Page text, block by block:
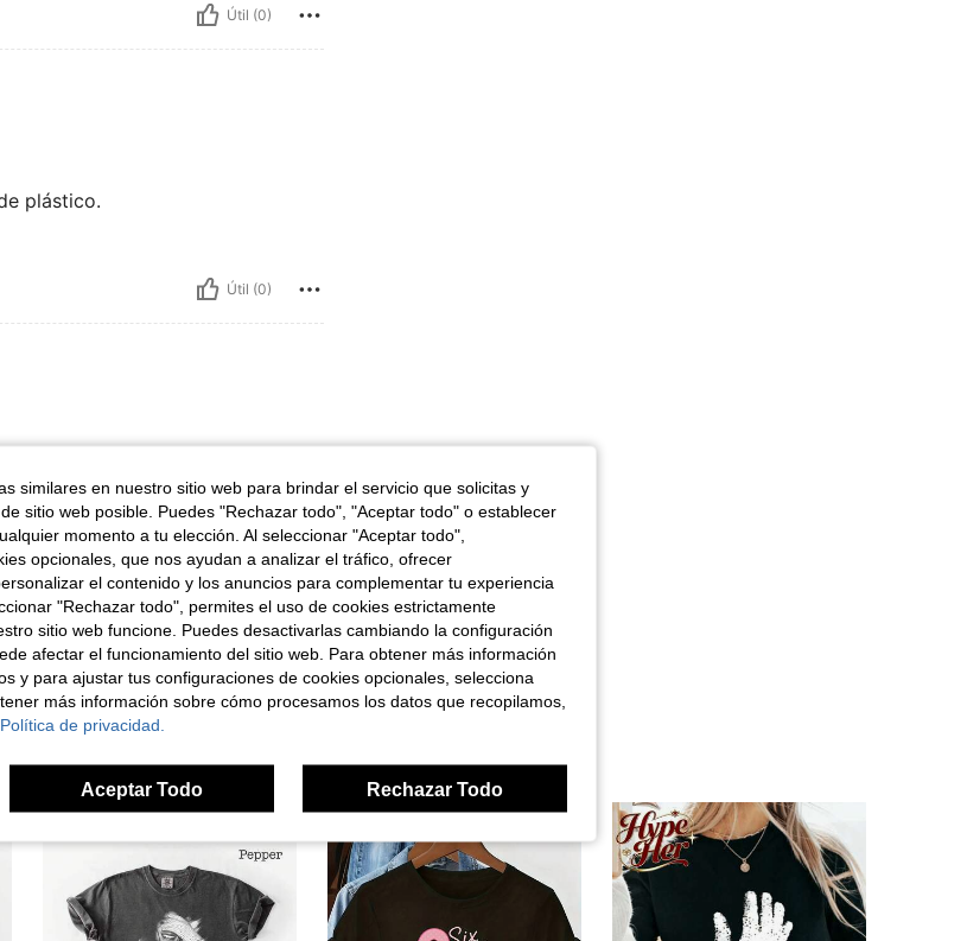
Útil (0)
plástico.
Útil (0)
similares en nuestro sitio web para brindar el servicio que solicitas y
sitio web posible. Puedes "Rechazar todo", "Aceptar todo" o establecer
momento a tu elección. Al seleccionar "Aceptar todo",
opcionales, que nos ayudan a analizar el tráfico, ofrecer
el contenido y los anuncios para complementar tu experiencia
"Rechazar todo", permites el uso de cookies estrictamente
sitio web funcione. Puedes desactivarlas cambiando la configuración
afectar el funcionamiento del sitio web. Para obtener más información
y para ajustar tus configuraciones de cookies opcionales, selecciona
más información sobre cómo procesamos los datos que recopilamos,
de privacidad.
Aceptar Todo Rechazar Todo